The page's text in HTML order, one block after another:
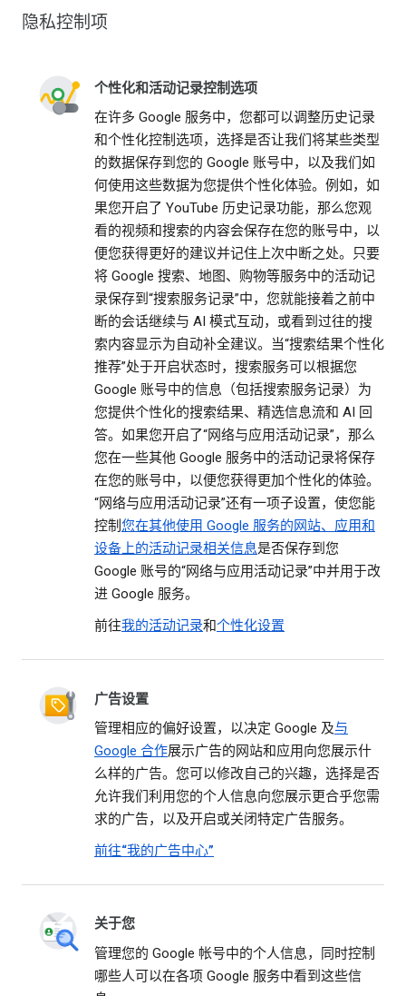
隐私控制项
个性化和活动记录控制选项
在许多 Google 服务中，您都可以调整历史记录
和个性化控制选项，选择是否让我们将某些类型
的数据保存到您的 Google 账号中，以及我们如
何使用这些数据为您提供个性化体验。例如，如
果您开启了 YouTube 历史记录功能，那么您观
看的视频和搜索的内容会保存在您的账号中，以
便您获得更好的建议并记住上次中断之处。只要
将 Google 搜索、地图、购物等服务中的活动记
录保存到“搜索服务记录”中，您就能接着之前中
断的会话继续与 AI 模式互动，或看到过往的搜
索内容显示为自动补全建议。当“搜索结果个性化
推荐”处于开启状态时，搜索服务可以根据您
Google 账号中的信息（包括搜索服务记录）为
您提供个性化的搜索结果、精选信息流和 AI 回
答。如果您开启了“网络与应用活动记录”，那么
您在一些其他 Google 服务中的活动记录将保存
在您的账号中，以便您获得更加个性化的体验。
“网络与应用活动记录”还有一项子设置，使您能
控制您在其他使用 Google 服务的网站、应用和
设备上的活动记录相关信息是否保存到您
Google 账号的“网络与应用活动记录”中并用于改
进 Google 服务。
前往我的活动记录和个性化设置
广告设置
管理相应的偏好设置，以决定 Google 及与
Google 合作展示广告的网站和应用向您展示什
么样的广告。您可以修改自己的兴趣，选择是否
允许我们利用您的个人信息向您展示更合乎您需
求的广告，以及开启或关闭特定广告服务。
前往“我的广告中心”
关于您
管理您的 Google 帐号中的个人信息，同时控制
哪些人可以在各项 Google 服务中看到这些信